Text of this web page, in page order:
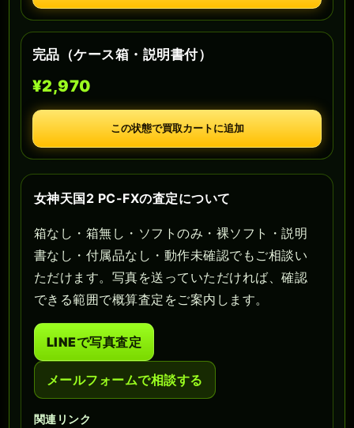
完品（ケース箱・説明書付）
¥2,970
この状態で買取カートに追加
女神天国2 PC-FXの査定について
箱なし・箱無し・ソフトのみ・裸ソフト・説明
書なし・付属品なし・動作未確認でもご相談い
ただけます。写真を送っていただければ、確認
できる範囲で概算査定をご案内します。
LINEで写真査定
メールフォームで相談する
関連リンク